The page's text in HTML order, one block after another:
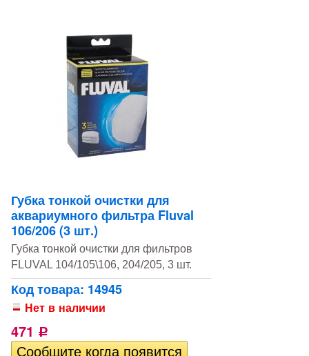
Губка тонкой очистки для
аквариумного фильтра Fluval
106/206 (3 шт.)
Губка тонкой очистки для фильтров
FLUVAL 104/105\106, 204/205, 3 шт.
Код товара: 14945
Нет в наличии
471 Р